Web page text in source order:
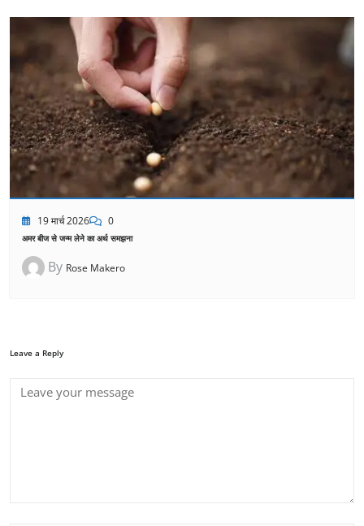
19 मार्च 2026 0
अमर बीज से जन्म लेने का अर्थ समझना
By Rose Makero
Leave a Reply